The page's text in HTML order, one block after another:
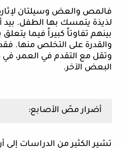
فالمص والعض وسيلتان
لذيذة يتمسك بها الطفل. بيد
بينهم تفاوتاً كبيراً فيما
والقدرة على التخلص منها.
وتقل مع التقدم في العمر،
البعض الآخر.
أضرار مصّ الأصابع:
تشير الكثير من الدراسات إلى